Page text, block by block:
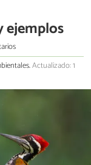
ejemplos
Actualizado: 1